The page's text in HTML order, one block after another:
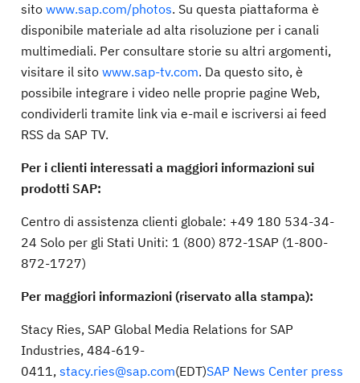
sito www.sap.com/photos. Su questa piattaforma è
disponibile materiale ad alta risoluzione per i canali
multimediali. Per consultare storie su altri argomenti,
visitare il sito www.sap-tv.com. Da questo sito, è
possibile integrare i video nelle proprie pagine Web,
condividerli tramite link via e-mail e iscriversi ai feed
RSS da SAP TV.
Per i clienti interessati a maggiori informazioni sui
prodotti SAP:
Centro di assistenza clienti globale: +49 180 534-34-
24 Solo per gli Stati Uniti: 1 (800) 872-1SAP (1-800-
872-1727)
Per maggiori informazioni (riservato alla stampa):
Stacy Ries, SAP Global Media Relations for SAP
Industries, 484-619-
0411, stacy.ries@sap.com(EDT)SAP News Center press